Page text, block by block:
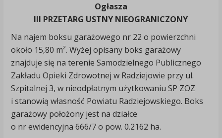
Ogłasza
III PRZETARG USTNY NIEOGRANICZONY
Na najem boksu garażowego nr 22 o powierzchni
około 15,80 m². Wyżej opisany boks garażowy
znajduje się na terenie Samodzielnego Publicznego
Zakładu Opieki Zdrowotnej w Radziejowie przy ul.
Szpitalnej 3, w nieodpłatnym użytkowaniu SP ZOZ
i stanowią własność Powiatu Radziejowskiego. Boks
garażowy położony jest na działce
o nr ewidencyjna 666/7 o pow. 0.2162 ha.